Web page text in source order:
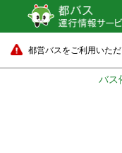
都営バスをご利用いた
バス